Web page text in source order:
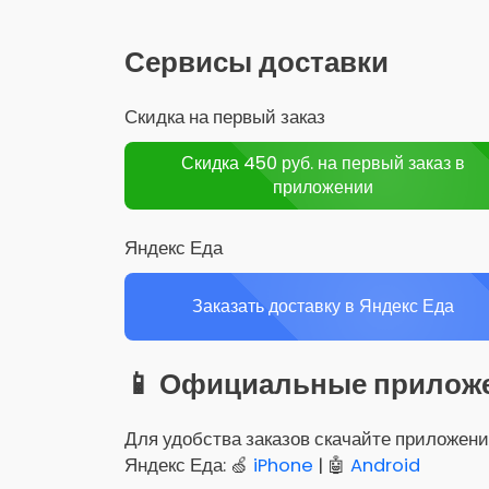
Сервисы доставки
Скидка на первый заказ
Скидка 450 руб. на первый заказ в
приложении
Яндекс Еда
Заказать доставку в Яндекс Еда
📱 Официальные
Для удобства заказов скачайте
Яндекс Еда: 🍏 iPhone | 🤖 Android